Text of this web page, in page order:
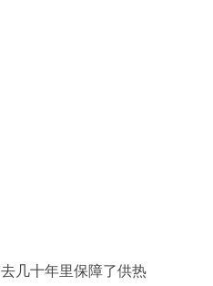
几十年里保障了供热